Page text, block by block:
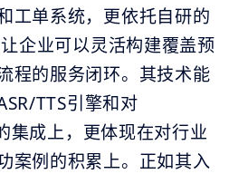
工单系统，更依托自研的
企业可以灵活构建覆盖预
程的服务闭环。其技术能
TTS引擎和对
集成上，更体现在对行业
案例的积累上。正如其入